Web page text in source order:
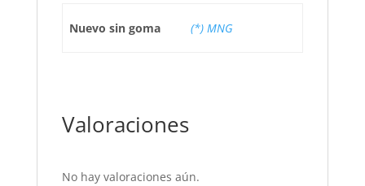
Nuevo sin goma (*) MNG
Valoraciones
No hay valoraciones aún.